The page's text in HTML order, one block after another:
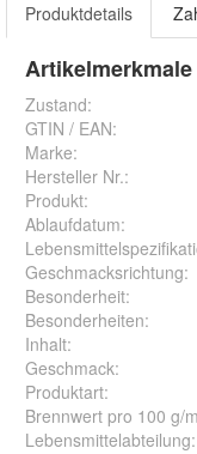
Produktdetails
Artikelmerkmale
Zustand:
GTIN / EAN:
Marke:
Hersteller Nr.:
Produkt:
Ablaufdatum:
Geschmacksrichtung:
Besonderheit:
Besonderheiten:
Inhalt:
Geschmack:
Produktart:
Brennwert pro 100 g/
Lebensmittelabteilung: